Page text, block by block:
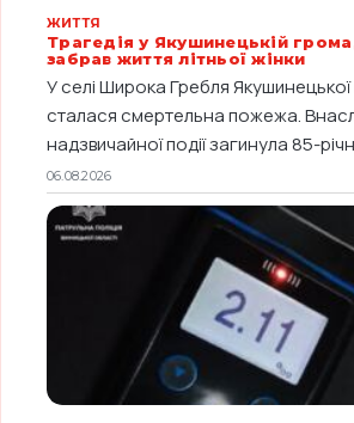
ЖИТТЯ
Трагедія у Якушинецькій
забрав життя літньої жінки
У селі Широка Гребля
сталася смертельна пожежа.
надзвичайної події загинула 85-
06.08.2026